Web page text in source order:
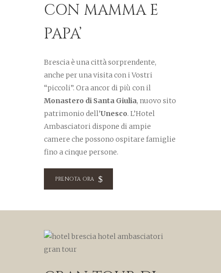
CON MAMMA E
PAPA’
Brescia è una città sorprendente,
anche per una visita con i Vostri
“piccoli”. Ora ancor di più con il
Monastero di Santa Giulia, nuovo sito
patrimonio dell’Unesco. L’Hotel
Ambasciatori dispone di ampie
camere che possono ospitare famiglie
fino a cinque persone.
PRENOTA ORA